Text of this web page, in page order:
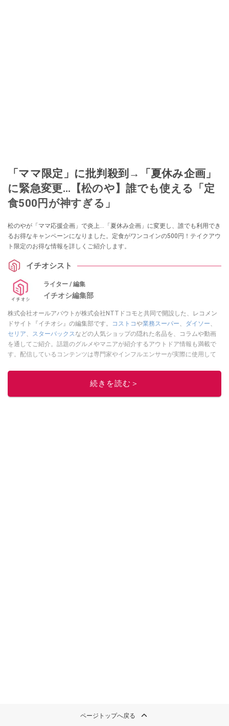
「ママ限定」に批判殺到→「夏休み企画」
に緊急変更…【松のや】誰でも使える「定
食500円が神すぎる」
松のやが「ママ応援企画」で炎上…「夏休み企画」に変更し、誰でも利用でき
るお得なキャンペーンになりました。定食がワンコインの500円！テイクアウ
ト限定のお得な情報を詳しくご紹介します。
イチオシスト
ライター / 編集
イチオシ編集部
株式会社オールアバウトが株式会社NTTドコモと共同で開設した、レコメン
ドサイト『イチオシ』の編集部です。
コストコや業務スーパー、 ダイソー、
セリア、 スターバックスなどの人気ショップの隠れた名品を、コラムや動画
を通してご紹介。話題のグルメやマニアが紹介するアウトドア情報も満載で
す。配信しているコンテンツは専門家やインフルエンサーが実際に使用して
ニュースでフォロー
続きを読む＞
ページトップへ戻る